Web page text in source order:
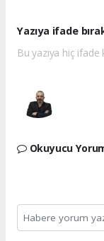
Yazıya ifade
Bu yazıya hiç ifade
Okuyucu